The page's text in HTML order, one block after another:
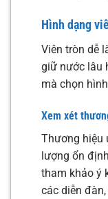
Hình dạng
Viên tròn dễ
giữ nước lâu
mà chọn
Xem xét
Thương hiệu
lượng ổn
tham khảo ý
các diễn